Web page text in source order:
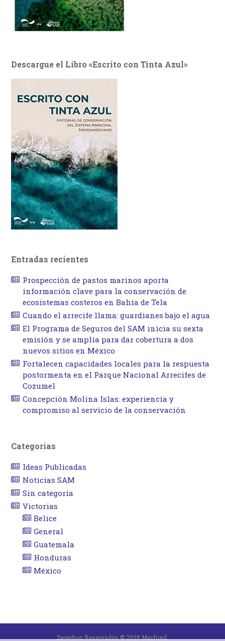
Descargue el Libro «Escrito con Tinta Azul»
Entradas recientes
Prospección de pastos marinos aporta
información clave para la conservación de
ecosistemas costeros en Bahía de Tela
Cuando el arrecife llama: guardianes bajo el agua
El Programa de Seguros del SAM inicia su sexta
emisión y se amplía para dar cobertura a dos
nuevos sitios en México
Fortalecen capacidades locales para la respuesta
postormenta en el Parque Nacional Arrecifes de
Cozumel
Concepción Molina Islas: experiencia y
compromiso al servicio de la conservación
Categorías
Ideas Publicadas
Noticias SAM
Sin categoría
Victorias
Belice
General
Guatemala
Honduras
México
Derechos Reservados © 2025 Marfund.